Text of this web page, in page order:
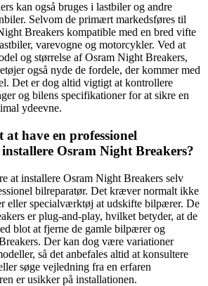
kan også bruges i lastbiler og andre
Selvom de primært markedsføres til
Breakers kompatible med en bred vifte
varevogne og motorcykler. Ved at
og størrelse af Osram Night Breakers,
også nyde de fordele, der kommer med
Det er dog altid vigtigt at kontrollere
og bilens specifikationer for at sikre en
ydeevne.
have en professionel
Osram Night Breakers?
at installere Osram Night Breakers selv
bilreparatør. Det kræver normalt ikke
eller specialværktøj at udskifte bilpærer. De
er plug-and-play, hvilket betyder, at de
blot at fjerne de gamle bilpærer og
Der kan dog være variationer
så det anbefales altid at konsultere
søge vejledning fra en erfaren
er usikker på installationen.